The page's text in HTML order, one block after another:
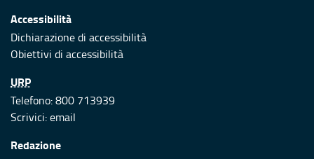
Accessibilità
Dichiarazione di accessibilità
Obiettivi di accessibilità
URP
Telefono: 800 713939
Scrivici:email
Redazione